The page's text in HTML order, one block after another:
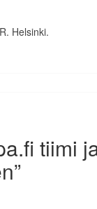
Helsinki.
tiimi
”